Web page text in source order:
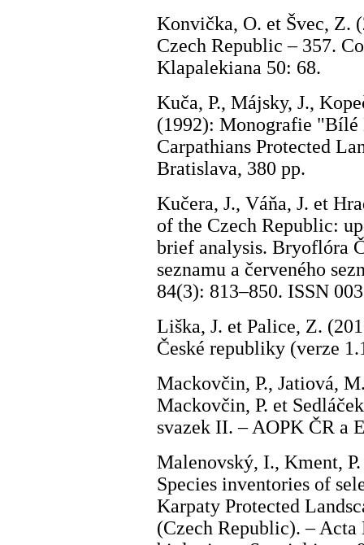
Konvička, O. et Švec, Z.
Czech Republic – 357.
Klapalekiana 50: 68.
Kuča, P., Májsky, J.,
(1992): Monografie
Carpathians Protected
Bratislava, 380 pp.
Kučera, J., Váňa, J. et
of the Czech Republic:
brief analysis. Bryoflóra
seznamu a červeného
84(3): 813–850. ISSN
Liška, J. et Palice, Z.
České republiky (verze
Mackovčin, P., Jatiová,
Mackovčin, P. et
svazek II. – AOPK ČR a
Malenovský, I., Kment,
Species inventories of
Karpaty Protected
(Czech Republic). –